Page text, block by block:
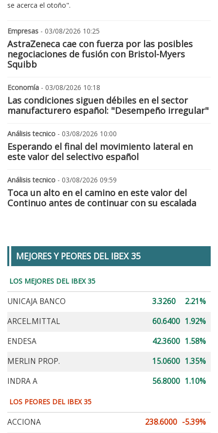
se acerca el otoño".
Empresas - 03/08/2026 10:25
AstraZeneca cae con fuerza por las posibles
negociaciones de fusión con Bristol-Myers
Squibb
Economía - 03/08/2026 10:18
Las condiciones siguen débiles en el sector
manufacturero español: "Desempeño irregular"
Análisis tecnico - 03/08/2026 10:00
Esperando el final del movimiento lateral en
este valor del selectivo español
Análisis tecnico - 03/08/2026 09:59
Toca un alto en el camino en este valor del
Continuo antes de continuar con su escalada
MEJORES Y PEORES DEL IBEX 35
LOS MEJORES DEL IBEX 35
UNICAJA BANCO 3.3260
2.21%
ARCEL.MITTAL
60.6400 1.92%
ENDESA
42.3600 1.58%
MERLIN PROP.
15.0600 1.35%
INDRA A
56.8000 1.10%
LOS PEORES DEL IBEX 35
ACCIONA 238.6000 -5.39%